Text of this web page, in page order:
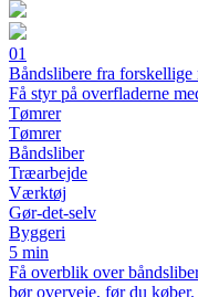
01
Båndslibere fra
Få styr på overfladerne
Tømrer
Tømrer
Båndsliber
Træarbejde
Værktøj
Gør-det-selv
Byggeri
5 min
Få overblik over
bør overveje, før du